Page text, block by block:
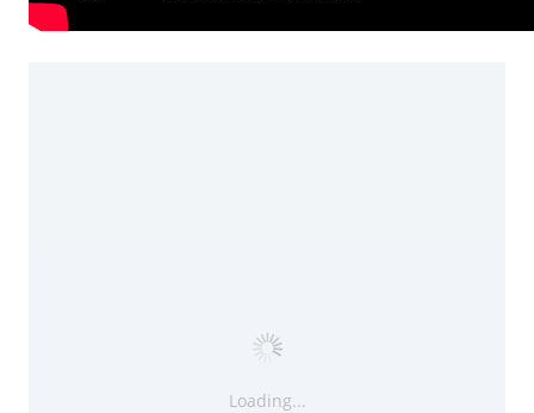
Loading...